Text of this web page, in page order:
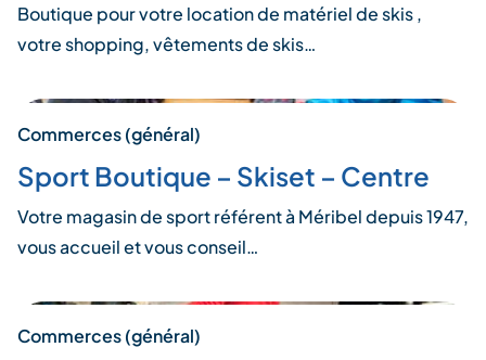
Boutique pour votre location de matériel de skis ,
votre shopping, vêtements de skis…
Commerces (général)
Sport Boutique – Skiset – Centre
Votre magasin de sport référent à Méribel depuis 1947,
vous accueil et vous conseil…
Commerces (général)